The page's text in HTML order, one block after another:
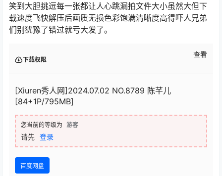
笑到大胆挑逗每一张都让人心跳漏拍文件大小虽然大但下
载速度飞快解压后画质无损色彩饱满清晰度高得吓人兄弟
们别犹豫了错过就亏大发了。
下载权限
查看
[Xiuren秀人网]2024.07.02 NO.8789 陈芊儿
[84+1P/795MB]
您当前的等级为 游客
请先 登录
百度网盘